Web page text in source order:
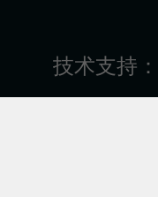
技术支持：